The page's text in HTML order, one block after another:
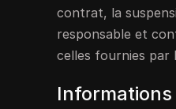
contrat, la
responsable et
celles fournies par